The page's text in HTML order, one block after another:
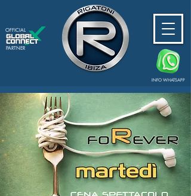
PARTNER
OFFICIAL
INFO WHATSAPP